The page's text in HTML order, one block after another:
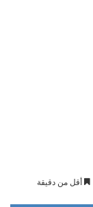
أقل من دقيقة